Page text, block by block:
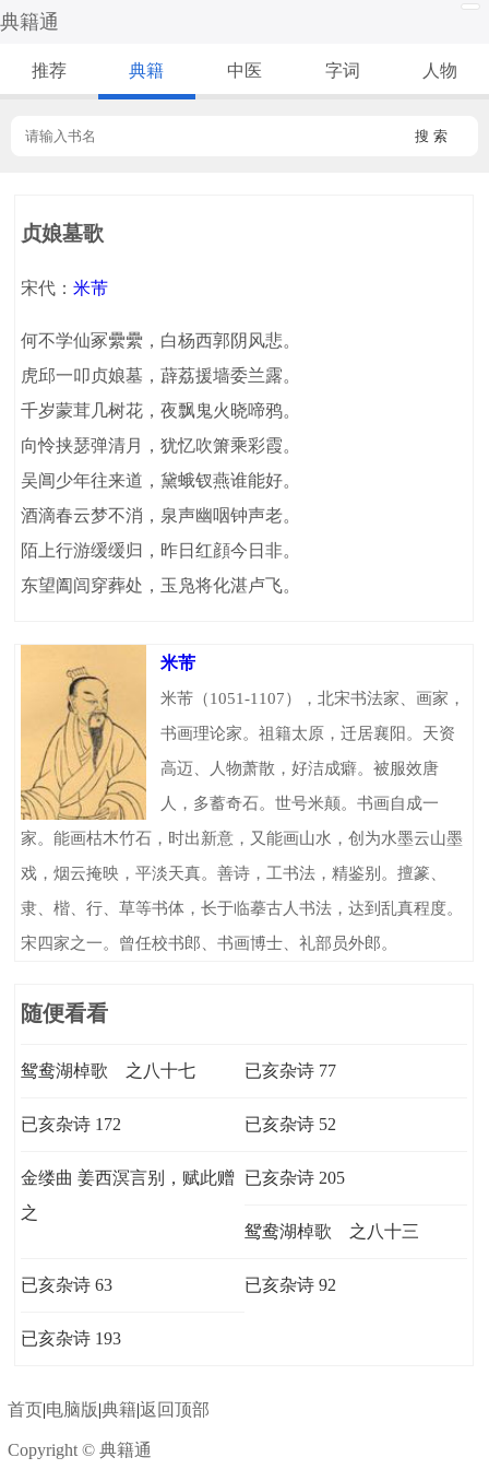
典籍通
推荐 典籍 中医 字词 人物
搜 索
贞娘墓歌
宋代：米芾
何不学仙冢纍纍，白杨西郭阴风悲。
虎邱一叩贞娘墓，薜荔援墙委兰露。
千岁蒙茸几树花，夜飘鬼火晓啼鸦。
向怜挟瑟弹清月，犹忆吹箫乘彩霞。
吴阊少年往来道，黛蛾钗燕谁能好。
酒滴春云梦不消，泉声幽咽钟声老。
陌上行游缓缓归，昨日红顔今日非。
东望阖闾穿葬处，玉凫将化湛卢飞。
米芾
米芾（1051-1107），北宋书法家、画家，
书画理论家。祖籍太原，迁居襄阳。天资
高迈、人物萧散，好洁成癖。被服效唐
人，多蓄奇石。世号米颠。书画自成一
家。能画枯木竹石，时出新意，又能画山水，创为水墨云山墨
戏，烟云掩映，平淡天真。善诗，工书法，精鉴别。擅篆、
隶、楷、行、草等书体，长于临摹古人书法，达到乱真程度。
宋四家之一。曾任校书郎、书画博士、礼部员外郎。
随便看看
鸳鸯湖棹歌 之八十七 已亥杂诗 77
已亥杂诗 172 已亥杂诗 52
金缕曲 姜西溟言别，赋此赠
之
已亥杂诗 205
鸳鸯湖棹歌 之八十三
已亥杂诗 63 已亥杂诗 92
已亥杂诗 193
首页|电脑版|典籍|返回顶部
Copyright © 典籍通